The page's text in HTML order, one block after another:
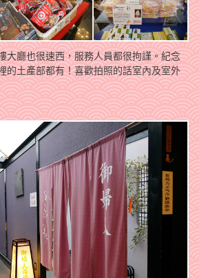
大廳也很速西，服務人員都很拘謹。紀念
的土產部都有！喜歡拍照的話室內及室外